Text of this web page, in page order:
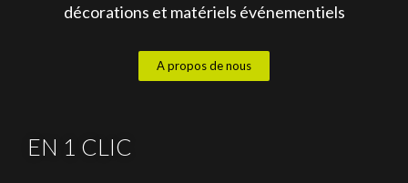
décorations et matériels événementiels
A propos de nous
EN 1 CLIC